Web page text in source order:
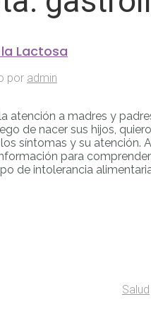
Lactosa
por admin
atención a madres y
de nacer sus hijos, quiero
síntomas y su atención.
para comprender
de intolerancia
Salud